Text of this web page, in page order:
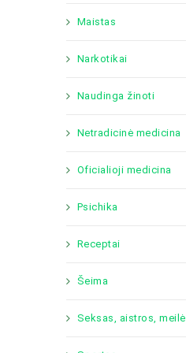
Maistas
Narkotikai
Naudinga žinoti
Netradicinė medicina
Oficialioji medicina
Psichika
Receptai
Šeima
Seksas, aistros, meilė